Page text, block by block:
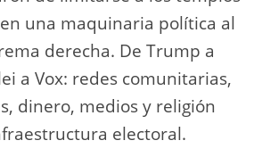
una maquinaria política al
derecha. De Trump a
a Vox: redes comunitarias,
dinero, medios y religión
electoral.